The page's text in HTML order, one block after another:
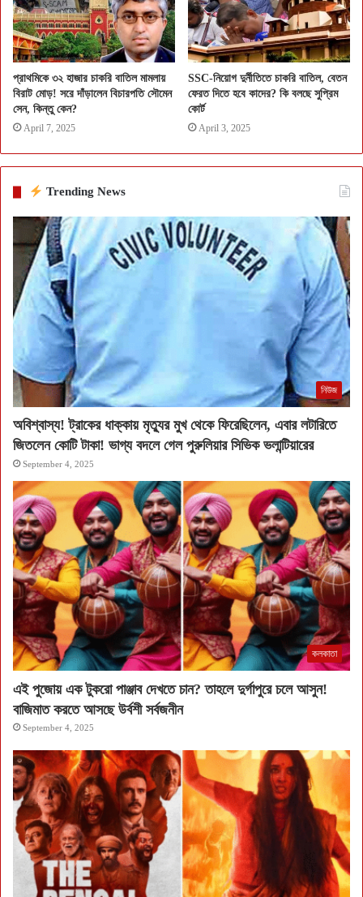
প্রাথমিকে ৩২ হাজার চাকরি বাতিল মামলায়
বিরাট মোড়! সরে দাঁড়ালেন বিচারপতি সৌমেন
সেন, কিন্তু কেন?
April 7, 2025
SSC-নিয়োগ দুর্নীতিতে চাকরি বাতিল, বেতন
ফেরত দিতে হবে কাদের? কি বলছে সুপ্রিম
কোর্ট
April 3, 2025
Trending News
নিউজ
অবিশ্বাস্য! ট্রাকের ধাক্কায় মৃত্যুর মুখ থেকে ফিরেছিলেন, এবার লটারিতে
জিতলেন কোটি টাকা! ভাগ্য বদলে গেল পুরুলিয়ার সিভিক ভলান্টিয়ারের
September 4, 2025
কলকাতা
এই পুজোয় এক টুকরো পাঞ্জাব দেখতে চান? তাহলে দুর্গাপুরে চলে আসুন!
বাজিমাত করতে আসছে উর্বশী সর্বজনীন
September 4, 2025